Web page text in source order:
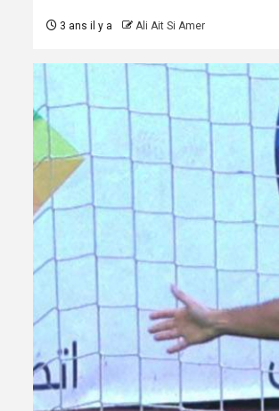
3 ans il y a Ali Ait Si Amer